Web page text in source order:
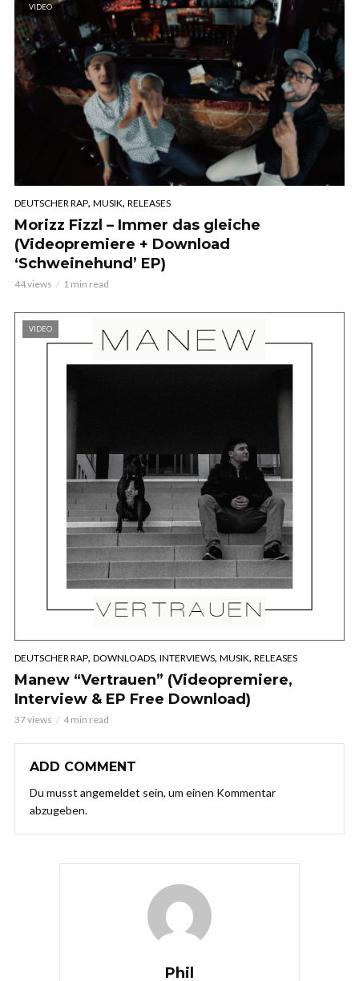
VIDEO
DEUTSCHER RAP, MUSIK, RELEASES
Morizz Fizzl – Immer das gleiche
(Videopremiere + Download
‘Schweinehund’ EP)
44 views 1 min read
VIDEO
DEUTSCHER RAP, DOWNLOADS, INTERVIEWS, MUSIK, RELEASES
Manew “Vertrauen” (Videopremiere,
Interview & EP Free Download)
37 views 4 min read
ADD COMMENT
Du musst angemeldet sein, um einen Kommentar
abzugeben.
Phil